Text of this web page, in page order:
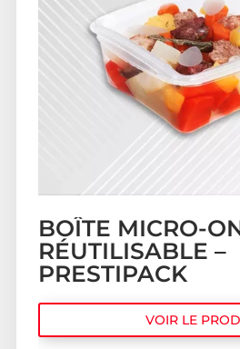
BOÎTE MICRO-
RÉUTILISABLE –
PRESTIPACK
VOIR LE